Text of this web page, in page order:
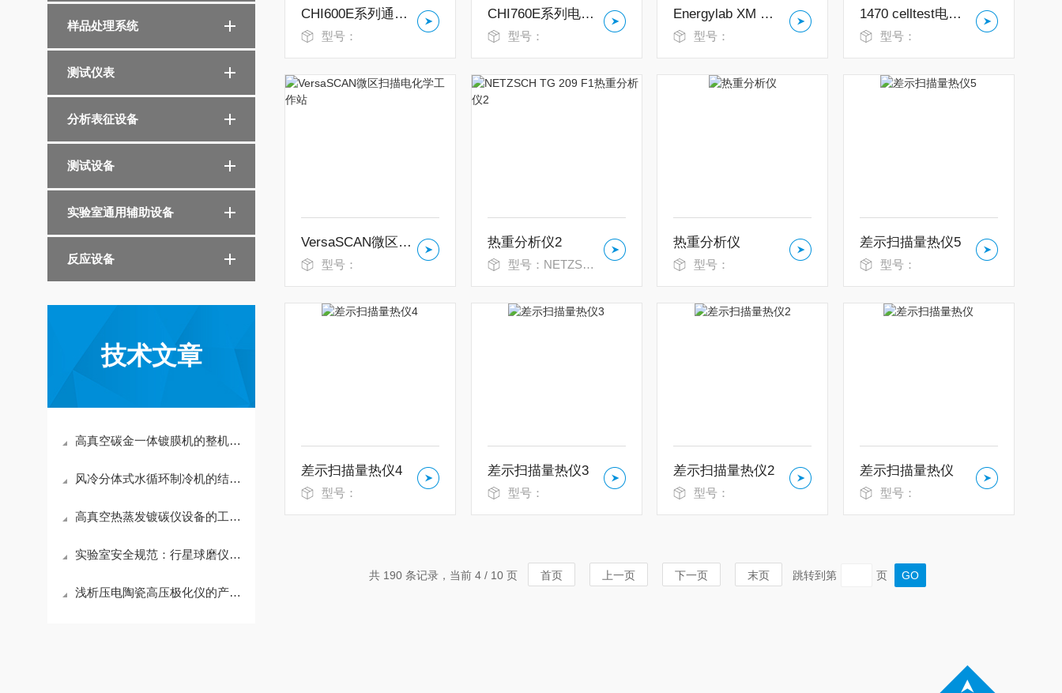
样品处理系统
测试仪表
分析表征设备
测试设备
实验室通用辅助设备
反应设备
技术文章
高真空碳金一体镀膜机的整机核心组成及工作流程介绍
风冷分体式水循环制冷机的结构组成和原理概述
高真空热蒸发镀碳仪设备的工作核心原理
实验室安全规范：行星球磨仪运行过程中不平衡振动的监测与预防
浅析压电陶瓷高压极化仪的产品性能及分类
CHI600E系列通用电化学工作站
型号：
CHI760E系列电化学工作站
型号：
Energylab XM 电化学工作站
型号：
1470 celltest电化学测试系统
型号：
VersaSCAN微区扫描电化学工作站
型号：
热重分析仪2
型号：NETZSCH TG 209 F1
热重分析仪
型号：
差示扫描量热仪5
型号：
差示扫描量热仪4
型号：
差示扫描量热仪3
型号：
差示扫描量热仪2
型号：
差示扫描量热仪
型号：
共 190 条记录，当前 4 / 10 页 首页 上一页 下一页 末页 跳转到第 页